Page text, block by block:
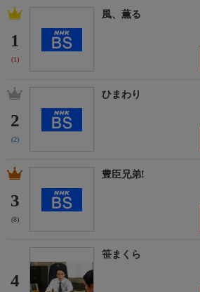
1
(1)
風、薫る
2
(2)
ひまわり
3
(8)
豊臣兄弟!
4
笹まくら